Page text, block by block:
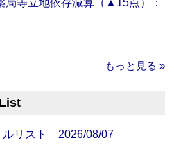
局等立地依存減算（▲15点）：
もっと見る »
ルリスト 2026/08/07